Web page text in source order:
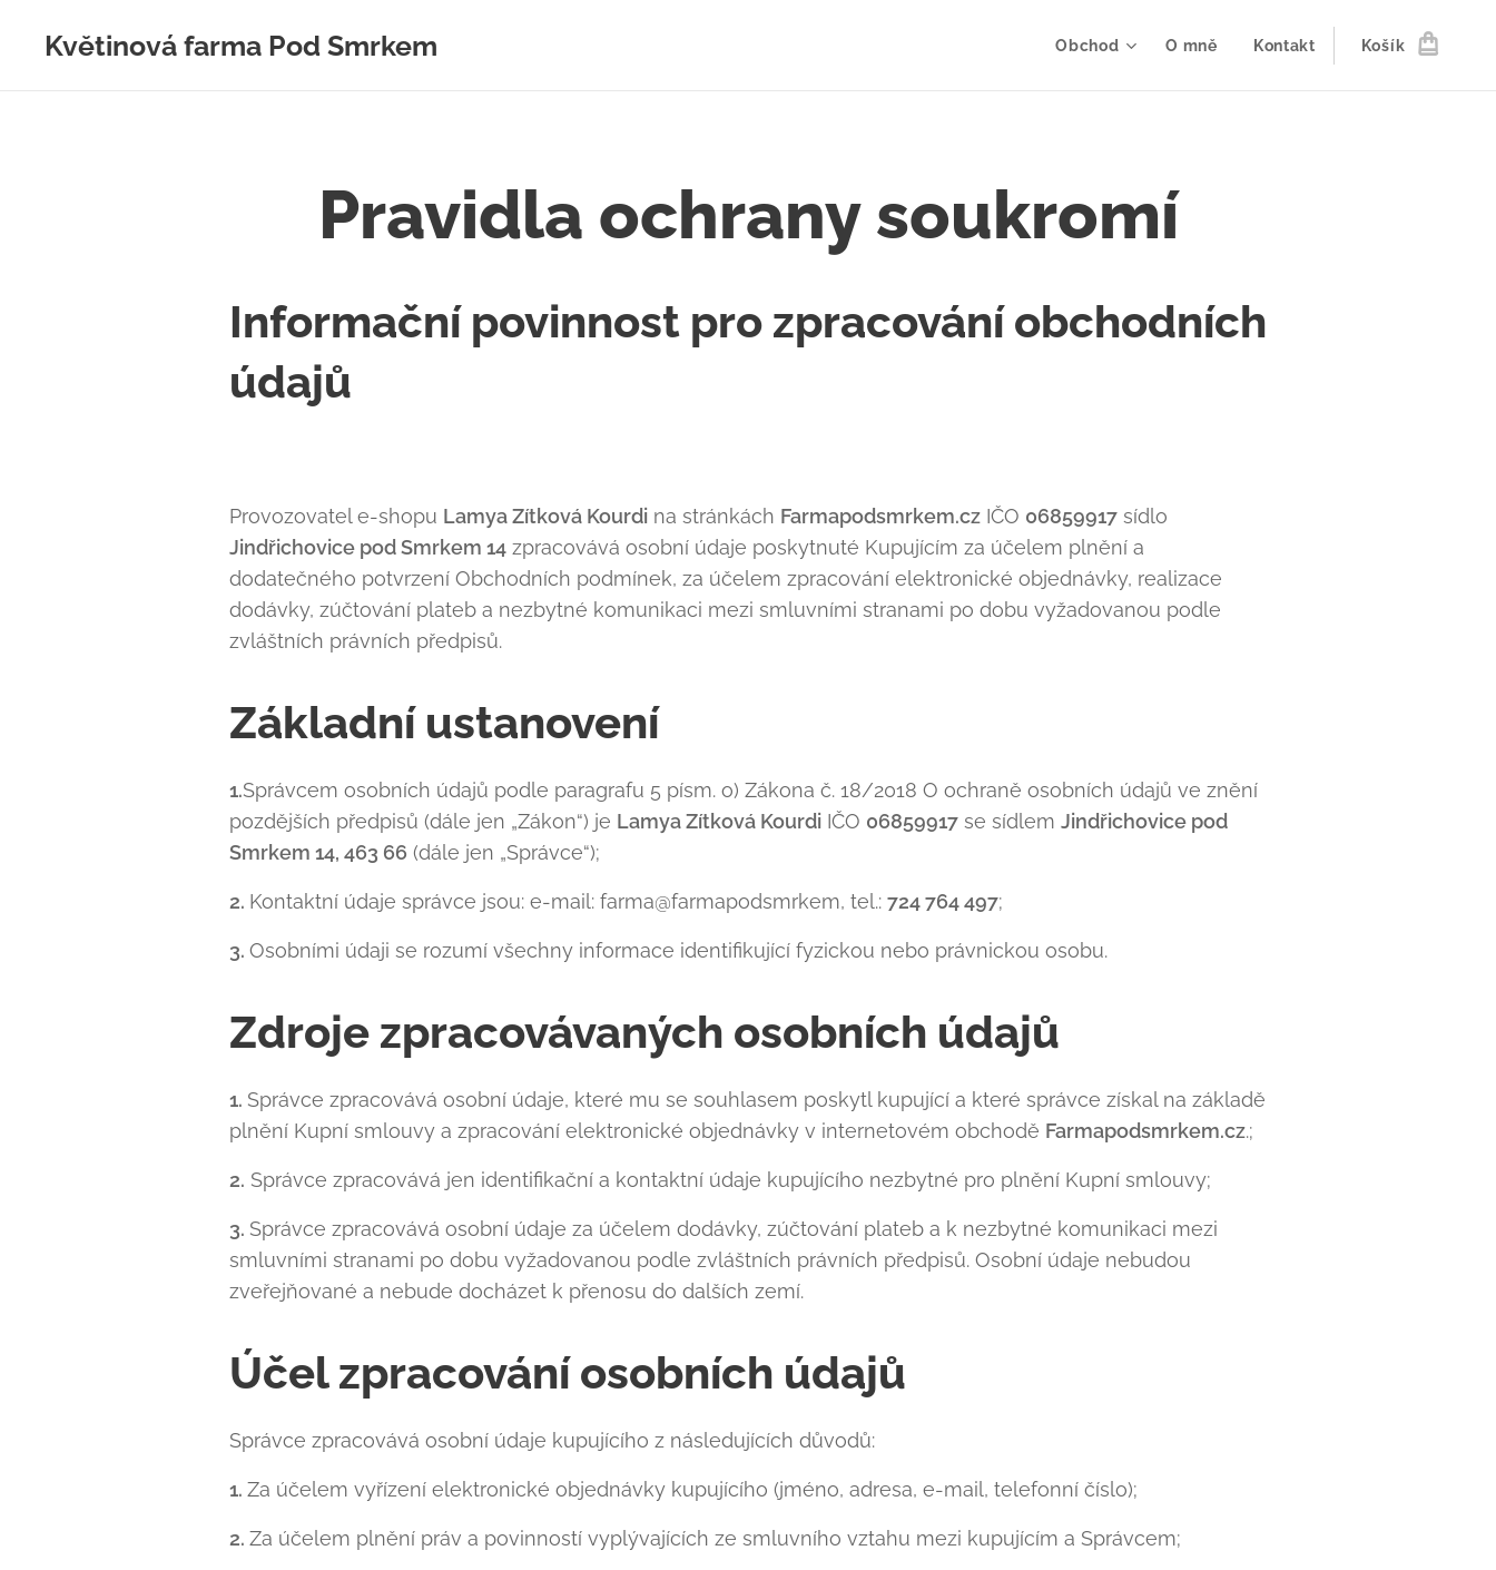
Květinová farma Pod Smrkem Obchod O mně Kontakt Košík
Pravidla ochrany soukromí
Informační povinnost pro zpracování obchodních
údajů
Provozovatel e-shopu Lamya Zítková Kourdina stránkách Farmapodsmrkem.czIČO 06859917sídlo
Jindřichovice pod Smrkem 14zpracovává osobní údaje poskytnuté Kupujícím za účelem plnění a
dodatečného potvrzení Obchodních podmínek, za účelem zpracování elektronické objednávky, realizace
dodávky, zúčtování plateb a nezbytné komunikaci mezi smluvními stranami po dobu vyžadovanou podle
zvláštních právních předpisů.
Základní ustanovení
1.Správcem osobních údajů podle paragrafu 5 písm. o) Zákona č. 18/2018 O ochraně osobních údajů ve znění
pozdějších předpisů (dále jen „Zákon“) je Lamya Zítková KourdiIČO 06859917se sídlem Jindřichovice pod
Smrkem 14, 463 66 (dále jen „Správce“);
2. Kontaktní údaje správce jsou: e-mail: farma@farmapodsmrkem, tel.: 724 764 497;
3. Osobními údaji se rozumí všechny informace identifikující fyzickou nebo právnickou osobu.
Zdroje zpracovávaných osobních údajů
1. Správce zpracovává osobní údaje, které mu se souhlasem poskytl kupující a které správce získal na základě
plnění Kupní smlouvy a zpracování elektronické objednávky v internetovém obchodě Farmapodsmrkem.cz.;
2. Správce zpracovává jen identifikační a kontaktní údaje kupujícího nezbytné pro plnění Kupní smlouvy;
3. Správce zpracovává osobní údaje za účelem dodávky, zúčtování plateb a k nezbytné komunikaci mezi
smluvními stranami po dobu vyžadovanou podle zvláštních právních předpisů. Osobní údaje nebudou
zveřejňované a nebude docházet k přenosu do dalších zemí.
Účel zpracování osobních údajů
Správce zpracovává osobní údaje kupujícího z následujících důvodů:
1. Za účelem vyřízení elektronické objednávky kupujícího (jméno, adresa, e-mail, telefonní číslo);
2. Za účelem plnění práv a povinností vyplývajících ze smluvního vztahu mezi kupujícím a Správcem;